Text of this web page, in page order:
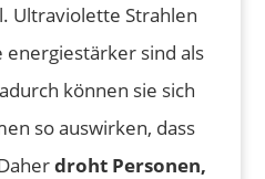
Ultraviolette Strahlen
energiestärker sind als
können sie sich
so auswirken, dass
droht Personen,